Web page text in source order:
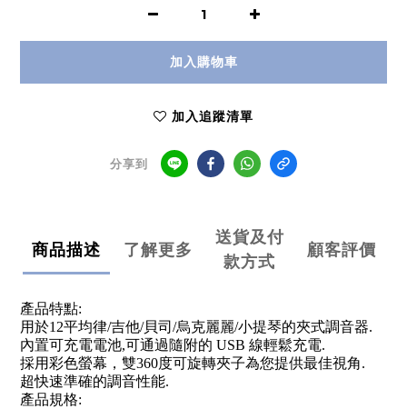
加入購物車
加入追蹤清單
分享到
商品描述 了解更多
送貨及付
款方式
顧客評價
產品特點:
用於12平均律/吉他/貝司/烏克麗麗/小提琴的夾式調音器.
內置可充電電池,可通過隨附的 USB 線輕鬆充電.
採用彩色螢幕，雙360度可旋轉夾子為您提供最佳視角.
超快速準確的調音性能.
產品規格: